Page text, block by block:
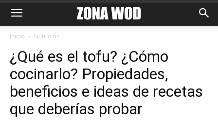
Inicio Nutrición
¿Qué es el tofu? ¿Cómo
cocinarlo? Propiedades,
beneficios e ideas de recetas
que deberías probar